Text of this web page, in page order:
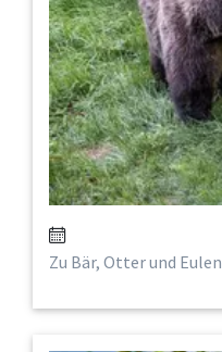
Zu Bär, Otter und Eulen